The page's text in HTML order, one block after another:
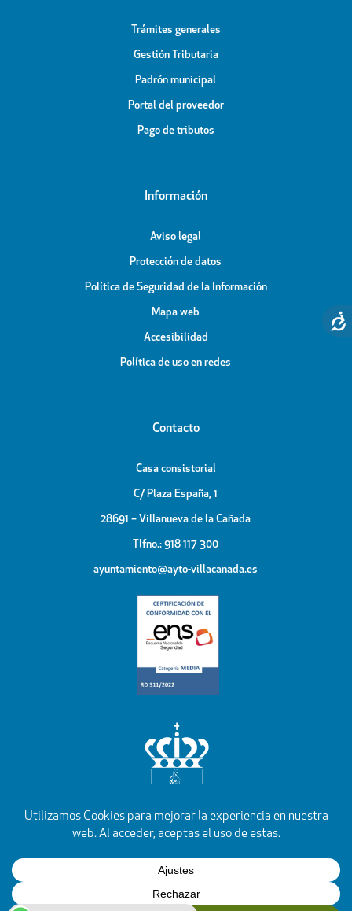
Trámites generales
Gestión Tributaria
Padrón municipal
Portal del proveedor
Pago de tributos
Información
Aviso legal
Protección de datos
Política de Seguridad de la Información
Mapa web
Accesibilidad
Política de uso en redes
Contacto
Casa consistorial
C/ Plaza España, 1
28691 – Villanueva de la Cañada
Tlfno.: 918 117 300
ayuntamiento@ayto-villacanada.es
YouTubeFacebookInstagram